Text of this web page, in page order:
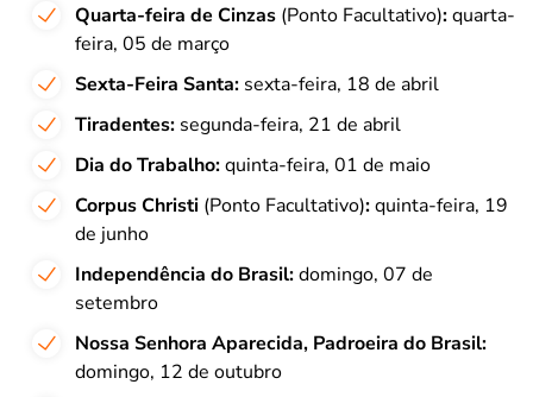
Quarta-feira de Cinzas (Ponto Facultativo):quarta-
feira, 05 de março
Sexta-Feira Santa: sexta-feira, 18 de abril
Tiradentes: segunda-feira, 21 de abril
Dia do Trabalho:quinta-feira, 01 de maio
Corpus Christi (Ponto Facultativo):quinta-feira, 19
de junho
Independência do Brasil:domingo, 07 de
setembro
Nossa Senhora Aparecida, Padroeira do Brasil:
domingo, 12 de outubro